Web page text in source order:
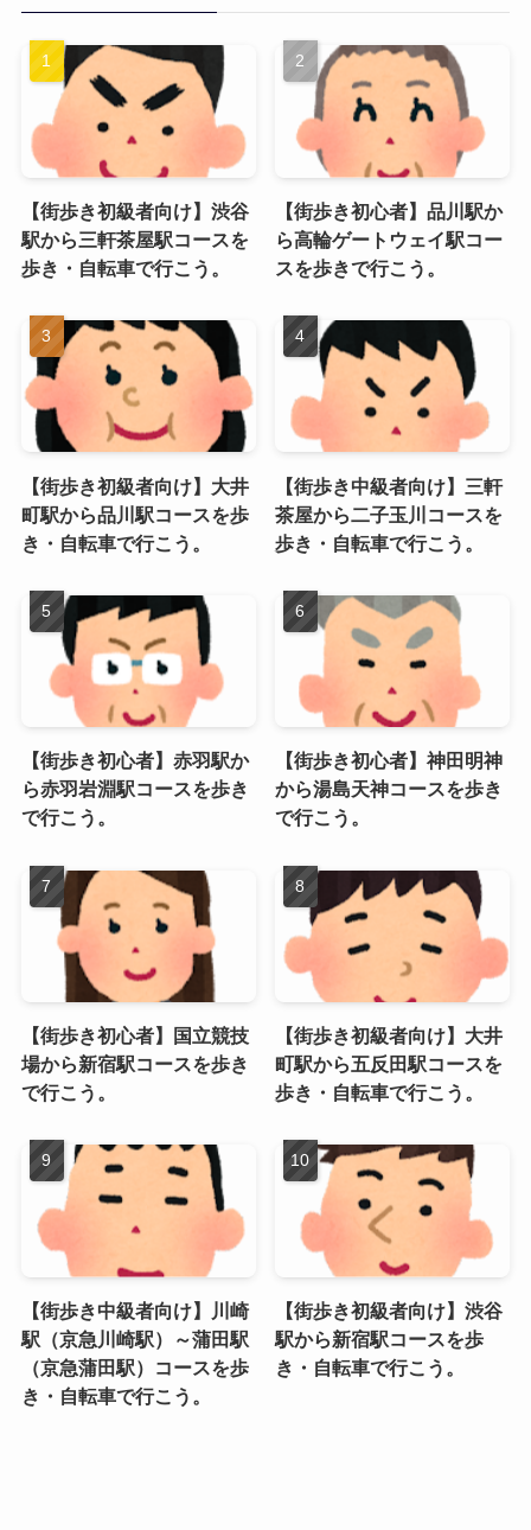
【街歩き初級者向け】渋谷
駅から三軒茶屋駅コースを
歩き・自転車で行こう。
【街歩き初心者】品川駅か
ら高輪ゲートウェイ駅コー
スを歩きで行こう。
【街歩き初級者向け】大井
町駅から品川駅コースを歩
き・自転車で行こう。
【街歩き中級者向け】三軒
茶屋から二子玉川コースを
歩き・自転車で行こう。
【街歩き初心者】赤羽駅か
ら赤羽岩淵駅コースを歩き
で行こう。
【街歩き初心者】神田明神
から湯島天神コースを歩き
で行こう。
【街歩き初心者】国立競技
場から新宿駅コースを歩き
で行こう。
【街歩き初級者向け】大井
町駅から五反田駅コースを
歩き・自転車で行こう。
【街歩き中級者向け】川崎
駅（京急川崎駅）～蒲田駅
（京急蒲田駅）コースを歩
き・自転車で行こう。
【街歩き初級者向け】渋谷
駅から新宿駅コースを歩
き・自転車で行こう。